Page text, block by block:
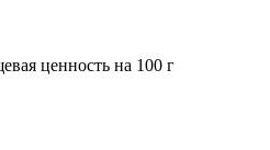
ценность на 100 г